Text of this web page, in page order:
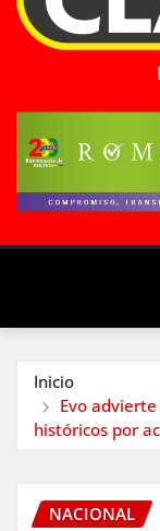
Inicio
Evo advierte
históricos por
NACIONAL